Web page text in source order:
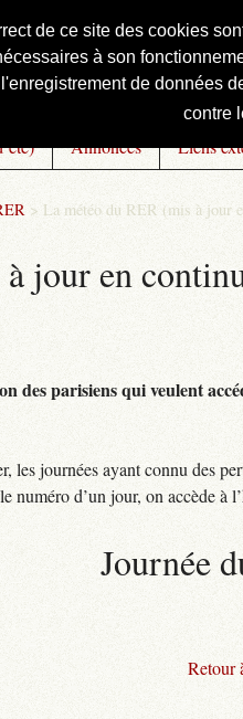
de ce site des cookies
à son
de données
contre
Annonces Liens
> La météo du RER (mis à jour
jour en
des parisiens qui veulent
journées ayant connu des
numéro d’un jour, on accède à
Journée
Retour